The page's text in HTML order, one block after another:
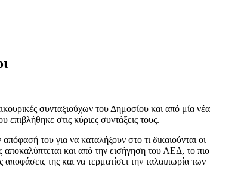
συνταξιούχων του Δημοσίου και από μία νέα
στις κύριες συντάξεις τους.
του για να καταλήξουν στο τι δικαιούνται οι
αποκαλύπτεται και από την εισήγηση του ΑΕΔ, το πιο
της και να τερματίσει την ταλαιπωρία των